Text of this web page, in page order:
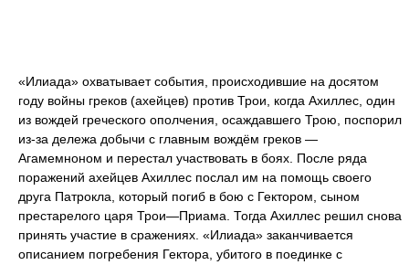
«Илиада» охватывает события, происходившие на досятом
году войны греков (ахейцев) против Трои, когда Ахиллес, один
из вождей греческого ополчения, осаждавшего Трою, поспорил
из-за дележа добычи с главным вождём греков —
Агамемноном и перестал участвовать в боях. После ряда
поражений ахейцев Ахиллес послал им на помощь своего
друга Патрокла, который погиб в бою с Гектором, сыном
престарелого царя Трои—Приама. Тогда Ахиллес решил снова
принять участие в сражениях. «Илиада» заканчивается
описанием погребения Гектора, убитого в поединке с